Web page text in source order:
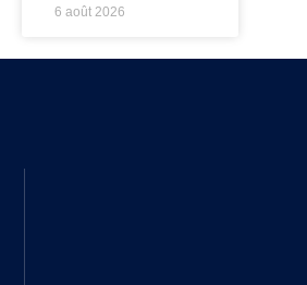
6 août 2026